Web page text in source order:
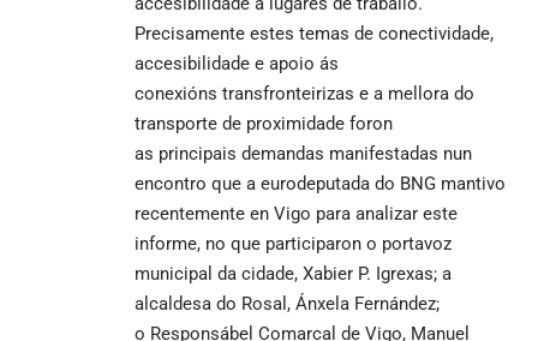
Precisamente estes temas de conectividade,
accesibilidade e apoio ás
conexións transfronteirizas e a mellora do
transporte de proximidade foron
as principais demandas manifestadas nun
encontro que a eurodeputada do BNG mantivo
recentemente en Vigo para analizar este
informe, no que participaron o portavoz
municipal da cidade, Xabier P. Igrexas; a
alcaldesa do Rosal, Ánxela Fernández;
o Responsábel Comarcal de Vigo, Manuel